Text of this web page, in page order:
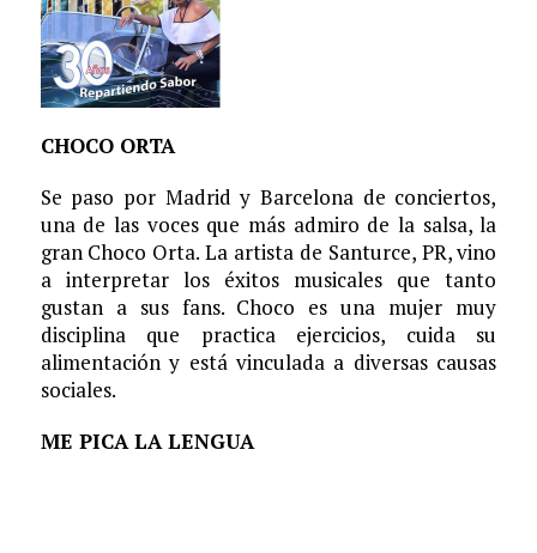
CHOCO ORTA
Se paso por Madrid y Barcelona de conciertos,
una de las voces que más admiro de la salsa, la
gran Choco Orta. La artista de Santurce, PR, vino
a interpretar los éxitos musicales que tanto
gustan a sus fans. Choco es una mujer muy
disciplina que practica ejercicios, cuida su
alimentación y está vinculada a diversas causas
sociales.
ME PICA LA LENGUA